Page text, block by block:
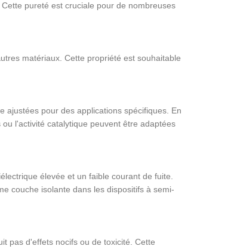
pureté est cruciale pour de nombreuses
matériaux. Cette propriété est souhaitable
ajustées pour des applications spécifiques. En
l'activité catalytique peuvent être adaptées
élevée et un faible courant de fuite.
couche isolante dans les dispositifs à semi-
pas d'effets nocifs ou de toxicité. Cette